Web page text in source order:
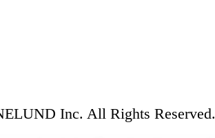
Inc. All Rights Reserved.